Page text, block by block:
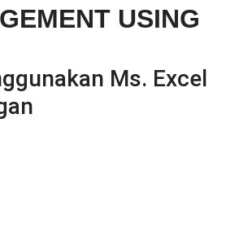
USING
Ms. Excel